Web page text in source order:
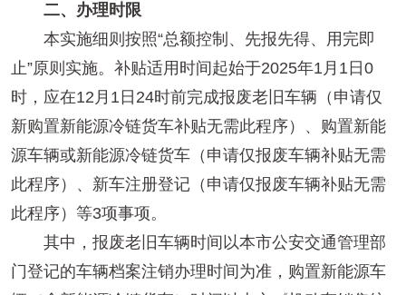
二、办理时限
本实施细则按照“总额控制、先报先得、用完即
止”原则实施。补贴适用时间起始于2025年1月1日0
时，应在12月1日24时前完成报废老旧车辆（申请仅
新购置新能源冷链货车补贴无需此程序）、购置新能
源车辆或新能源冷链货车（申请仅报废车辆补贴无需
此程序）、新车注册登记（申请仅报废车辆补贴无需
此程序）等3项事项。
其中，报废老旧车辆时间以本市公安交通管理部
门登记的车辆档案注销办理时间为准，购置新能源车